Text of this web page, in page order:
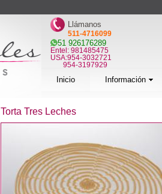
Torta Tres Leches
Llámanos
511-4716099
51 926176289
Entel: 981485475
USA:954-3032721
954-3197929
Inicio Información